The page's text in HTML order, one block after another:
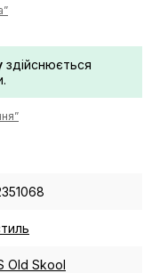
здійснюється
Old Skool